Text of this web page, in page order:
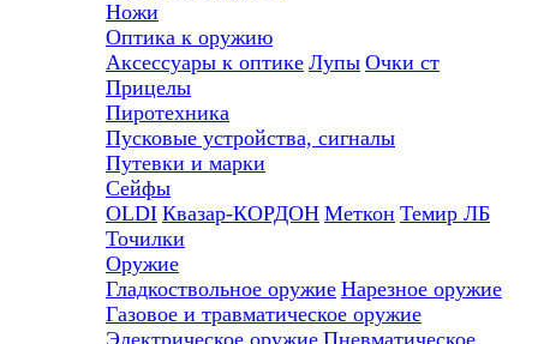
Ножи
Оптика к оружию
Аксессуары к оптике Лупы Очки ст
Прицелы
Пиротехника
Пусковые устройства, сигналы
Путевки и марки
Сейфы
OLDI Квазар-КОРДОН Меткон Темир ЛБ
Точилки
Оружие
Гладкоствольное оружие Нарезное оружие
Газовое и травматическое оружие
Электрическое оружие Пневматическое